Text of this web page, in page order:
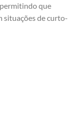
que
situações de curto-